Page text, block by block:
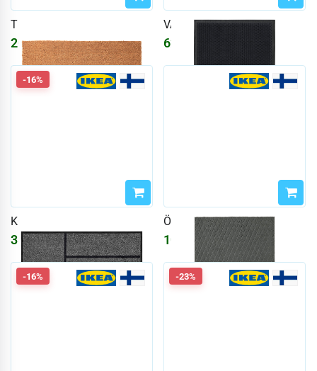
TRAMPA
2024₽
VATTENVERK
6231
-16%
KÖGE
3894₽4648₽
ÖSTERILD
1089 ₽
-16% -23%